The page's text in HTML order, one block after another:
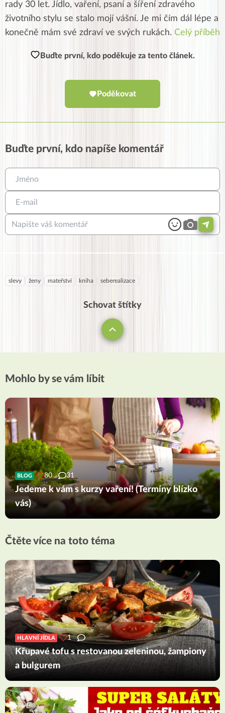
rady 30 let. Jídlo, vaření, psaní a šíření zdravého
životního stylu se stalo mojí vášní. Je mi čím dál lépe a
konečně mám své zdraví ve svých rukách. Celý příběh
Buďte první, kdo poděkuje za tento článek.
Poděkovat
Buďte první, kdo napíše komentář
slevy ženy mateřství kniha seberealizace
Schovat štítky
Mohlo by se vám líbit
BLOG 80 31
Jedeme k vám s kurzy vaření! (Termíny blízko
vás)
Čtěte více na toto téma
HLAVNÍ JÍDLA 1
Křupavé tofu s restovanou zeleninou, žampiony
a bulgurem